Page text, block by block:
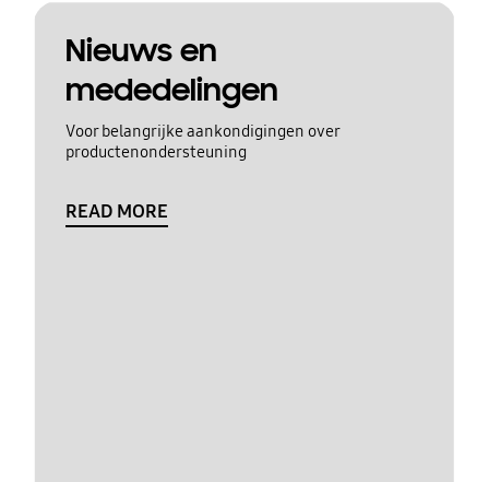
Nieuws en
mededelingen
Voor belangrijke aankondigingen over
productenondersteuning
READ MORE